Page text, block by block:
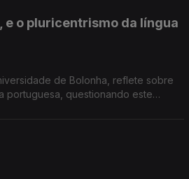
e o pluricentrismo da língua
de Bolonha, reflete sobre
portuguesa, questionando este